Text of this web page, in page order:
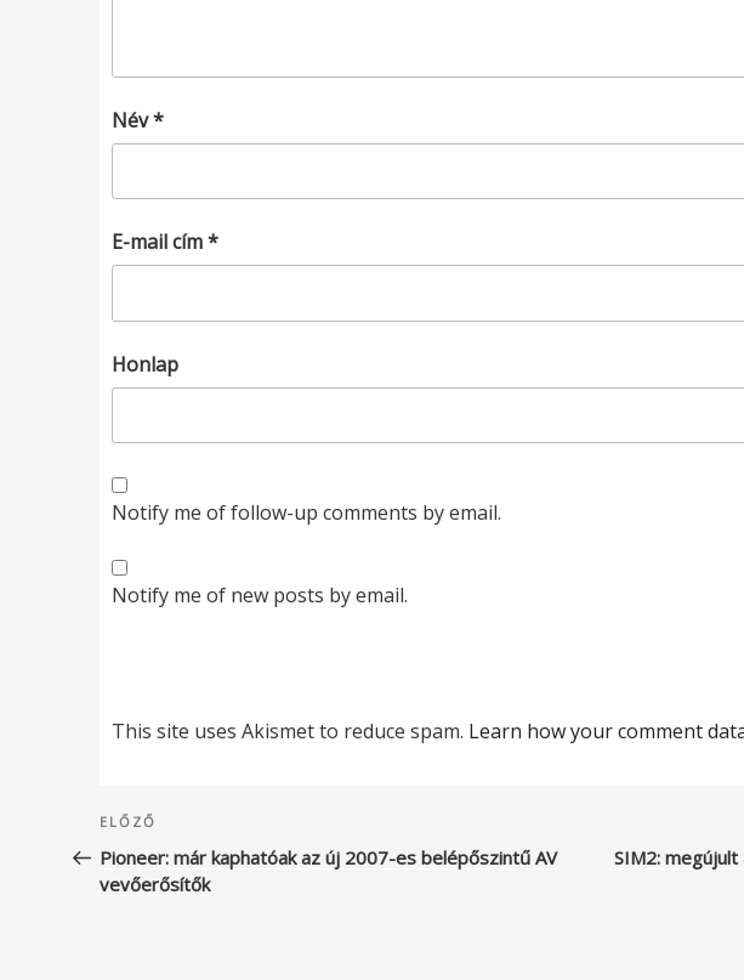
Név*
E-mail cím*
Honlap
Notify me of follow-up comments by email.
Notify me of new posts by email.
This site uses Akismet to reduce spam. Learn how your comment
Bejegyzés
navigáció
Korábbi
bejegyzés
ELŐZŐ
Pioneer: már kaphatóak az új 2007-es belépőszintű AV
vevőerősítők
SIM2: